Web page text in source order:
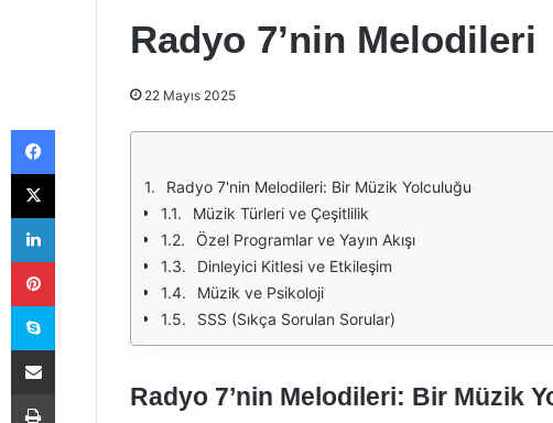
Radyo 7’nin Melodileri
22 Mayıs 2025
Radyo 7'nin Melodileri: Bir Müzik Yolculuğu
Müzik Türleri ve Çeşitlilik
Özel Programlar ve Yayın Akışı
Dinleyici Kitlesi ve Etkileşim
Müzik ve Psikoloji
SSS (Sıkça Sorulan Sorular)
Radyo 7’nin Melodileri: Bir Müzik
Facebook
X
LinkedIn
Pinterest
Skype
E-Posta ile paylaş